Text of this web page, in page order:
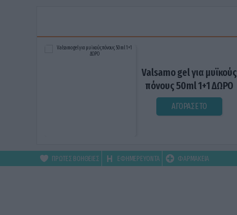
Valsamo gel για μυϊκούς
πόνους 50ml 1+1 ΔΩΡΟ
ΑΓΟΡΑΣΕ ΤΟ
ΠΡΩΤΕΣ ΒΟΗΘΕΙΕΣ ΕΦΗΜΕΡΕΥΟΝΤΑ ΦΑΡΜΑΚΕΙΑ